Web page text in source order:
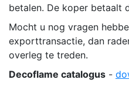
betalen. De koper betaalt
Mocht u nog vragen
exporttransactie, dan
overleg te treden.
Decoflame catalogus -